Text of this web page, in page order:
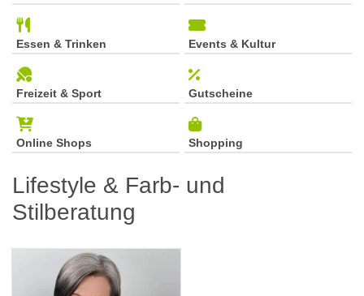
Essen & Trinken Events & Kultur
Freizeit & Sport Gutscheine
Online Shops Shopping
Lifestyle & Farb- und
Stilberatung